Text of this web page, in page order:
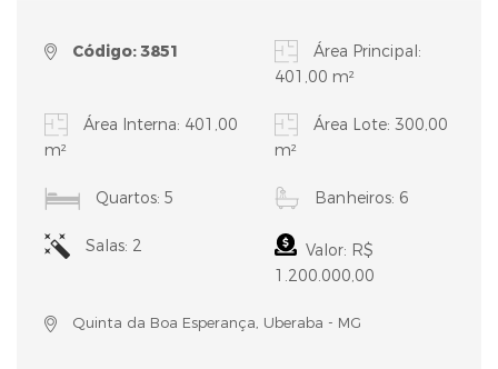
Código: 3851
Área Principal:
401,00 m²
Área Interna: 401,00
m²
Área Lote: 300,00
m²
Quartos: 5 Banheiros: 6
Salas: 2
Valor: R$
1.200.000,00
Quinta da Boa Esperança, Uberaba - MG